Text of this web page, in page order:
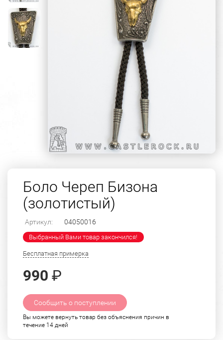
Боло Череп Бизона
(золотистый)
Артикул: 04050016
Выбранный Вами товар закончился!
Бесплатная примерка
990 ₽
Сообщить о поступлении
Вы можете вернуть товар без объяснения причин в
течение 14 дней